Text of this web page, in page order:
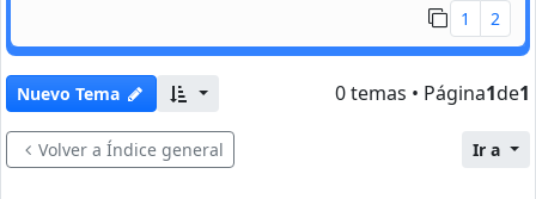
1 2
Nuevo Tema 0 temas • Página1de1
Volver a Índice general Ir a